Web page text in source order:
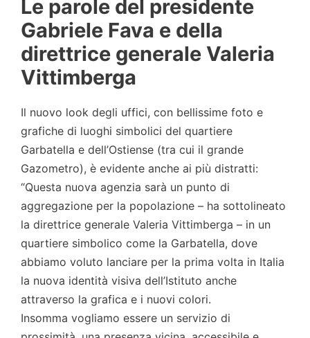
Le parole del presidente
Gabriele Fava e della
direttrice generale Valeria
Vittimberga
Il nuovo look degli uffici, con bellissime foto e
grafiche di luoghi simbolici del quartiere
Garbatella e dell’Ostiense (tra cui il grande
Gazometro), è evidente anche ai più distratti:
“Questa nuova agenzia sarà un punto di
aggregazione per la popolazione – ha sottolineato
la direttrice generale Valeria Vittimberga – in un
quartiere simbolico come la Garbatella, dove
abbiamo voluto lanciare per la prima volta in Italia
la nuova identità visiva dell’Istituto anche
attraverso la grafica e i nuovi colori.
Insomma vogliamo essere un servizio di